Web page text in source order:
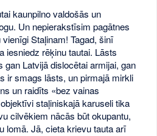
kaunpilno valdošās un
Un nepierakstīsim pagātnes
Staļinam! Tagad, šinī
iesniedz rēķinu tautai. Lāsts
gan Latvijā dislocētai armijai, gan
ir smags lāsts, un pirmajā mirkli
un raidīts «bez vainas
staļiniskajā karuseli tika
cilvēkiem nācās būt okupantu,
lomā. Jā, cieta krievu tauta arī